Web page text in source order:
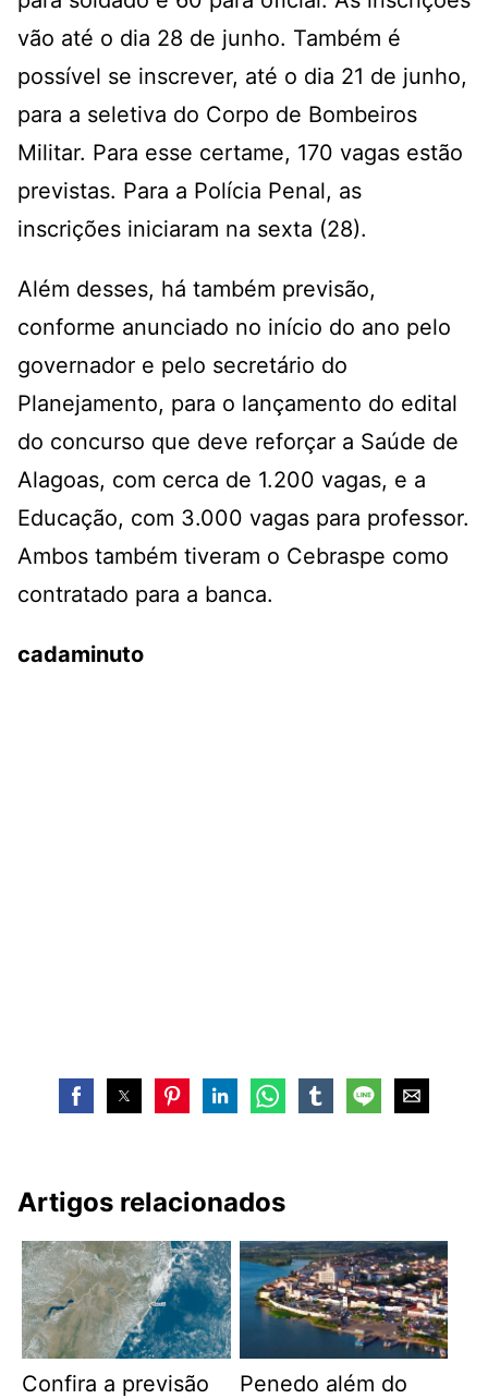
vão até o dia 28 de junho. Também é
possível se inscrever, até o dia 21 de junho,
para a seletiva do Corpo de Bombeiros
Militar. Para esse certame, 170 vagas estão
previstas. Para a Polícia Penal, as
inscrições iniciaram na sexta (28).
Além desses, há também previsão,
conforme anunciado no início do ano pelo
governador e pelo secretário do
Planejamento, para o lançamento do edital
do concurso que deve reforçar a Saúde de
Alagoas, com cerca de 1.200 vagas, e a
Educação, com 3.000 vagas para professor.
Ambos também tiveram o Cebraspe como
contratado para a banca.
cadaminuto
Artigos relacionados
Confira a previsão
Penedo além do